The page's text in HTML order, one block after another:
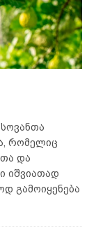
რომელიც
და
იშვიათად
გამოიყენება